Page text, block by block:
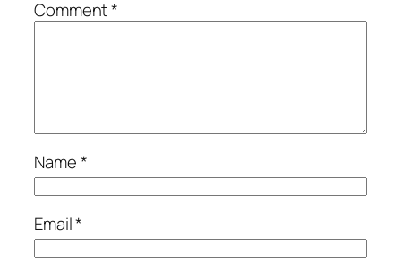
Comment*
Name*
Email*